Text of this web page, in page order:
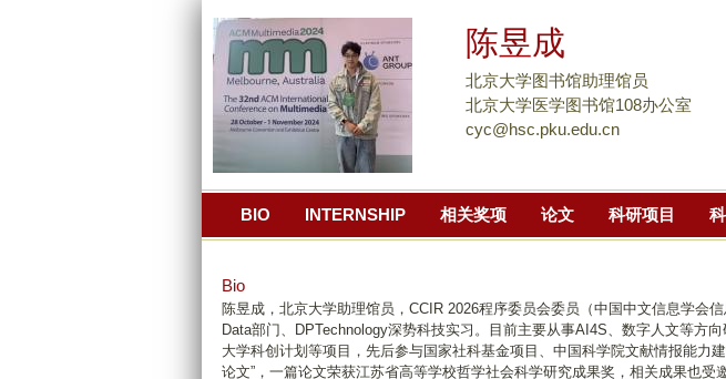
页
主
要
内
部
分
陈昱成
北京大学图书馆助理馆员
北京大学医学图书馆108办公室
cyc@hsc.pku.edu.cn
BIO INTERNSHIP 相关奖项 论文 科研项目
Bio
陈昱成，北京大学助理馆员，CCIR 2026程序委员会委员（中国中文信息学会
Data部门、DPTechnology深势科技实习。目前主要从事AI4S、数字人文等方
大学科创计划等项目，先后参与国家社科基金项目、中国科学院文献情报能力
论文”，一篇论文荣获江苏省高等学校哲学社会科学研究成果奖，相关成果也受